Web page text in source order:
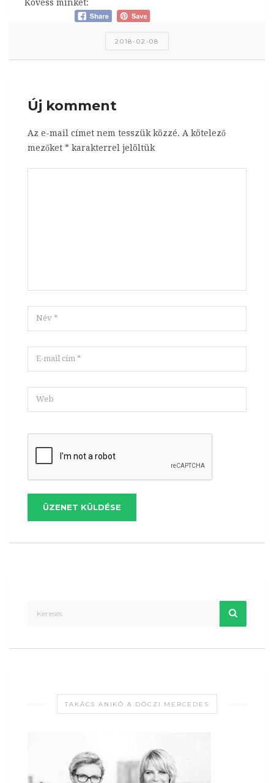
Kövess minket:
2018-02-08
Új komment
Az e-mail címet nem tesszük közzé. A kötelező
mezőket * karakterrel jelöltük
ÜZENET KÜLDÉSE
TAKÁCS ANIKÓ & DÓCZI MERCEDES